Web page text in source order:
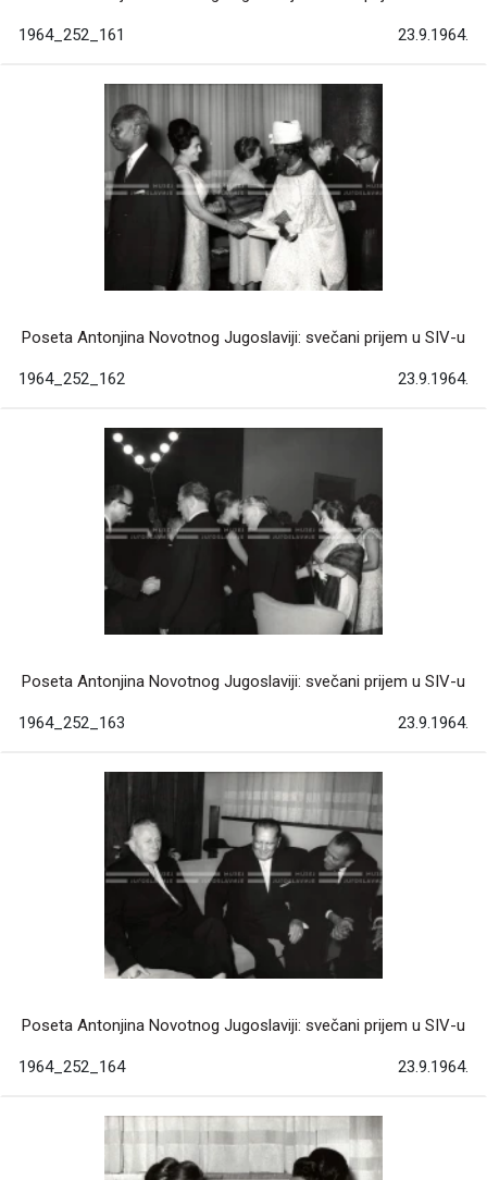
1964_252_161 23.9.1964.
Poseta Antonjina Novotnog Jugoslaviji: svečani prijem u SIV-u
1964_252_162 23.9.1964.
Poseta Antonjina Novotnog Jugoslaviji: svečani prijem u SIV-u
1964_252_163 23.9.1964.
Poseta Antonjina Novotnog Jugoslaviji: svečani prijem u SIV-u
1964_252_164 23.9.1964.